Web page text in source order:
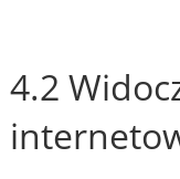
4.2